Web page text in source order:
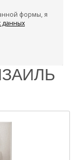
формы, я
данных